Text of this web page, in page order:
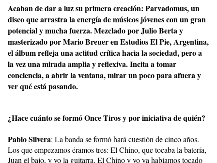
Acaban de dar a luz su primera creación: Parvadomus, un
disco que arrastra la energía de músicos jóvenes con un gran
potencial y mucha fuerza. Mezclado por Julio Berta y
masterizado por Mario Breuer en Estudios El Pie, Argentina,
el álbum refleja una actitud crítica hacia la sociedad, pero a
la vez una mirada amplia y reflexiva. Incita a tomar
conciencia, a abrir la ventana, mirar un poco para afuera y
ver qué está pasando.
¿Hace cuánto se formó Once Tiros y por iniciativa de quién?
Pablo Silvera: La banda se formó hará cuestión de cinco años.
Los que empezamos éramos tres: El Chino, que tocaba la batería,
Juan el bajo, y yo la guitarra. El Chino y yo ya habíamos tocado